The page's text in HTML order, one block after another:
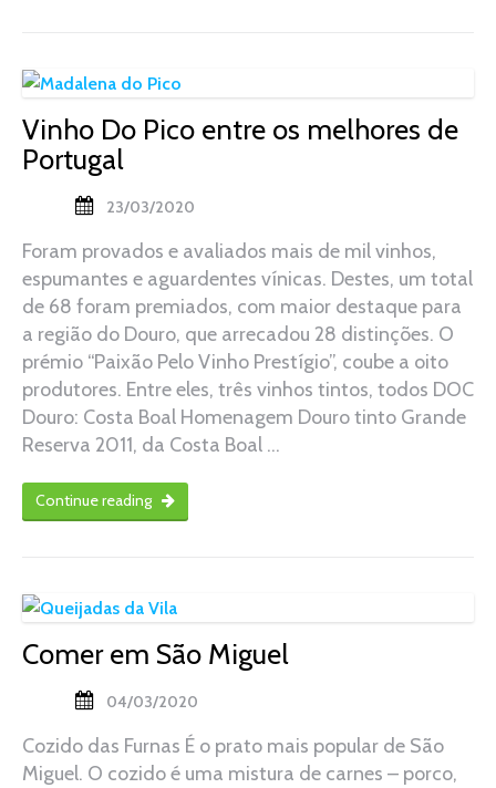
Vinho Do Pico entre os melhores de
Portugal
23/03/2020
Foram provados e avaliados mais de mil vinhos,
espumantes e aguardentes vínicas. Destes, um total
de 68 foram premiados, com maior destaque para
a região do Douro, que arrecadou 28 distinções. O
prémio “Paixão Pelo Vinho Prestígio”, coube a oito
produtores. Entre eles, três vinhos tintos, todos DOC
Douro: Costa Boal Homenagem Douro tinto Grande
Reserva 2011, da Costa Boal …
Continue reading
Comer em São Miguel
04/03/2020
Cozido das Furnas É o prato mais popular de São
Miguel. O cozido é uma mistura de carnes – porco,